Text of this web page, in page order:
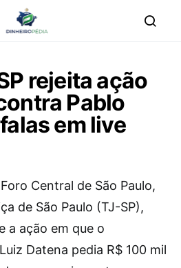
rejeita ação
Pablo
em live
Central de São Paulo,
de São Paulo (TJ-SP),
a ação em que o
Datena pedia R$ 100 mil